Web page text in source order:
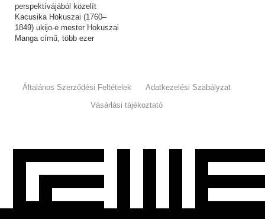
perspektívájából közelít
Kacusika Hokuszai (1760–
1849) ukijo-e mester Hokuszai
Manga című, több ezer
Általános Szerződési Feltételek
Adatkezelési Szabályzat
Vásárlási tájékoztató